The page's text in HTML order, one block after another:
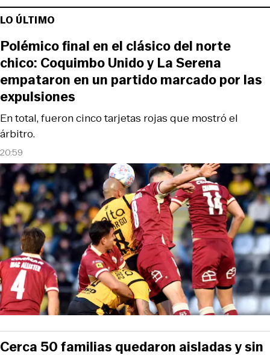
LO ÚLTIMO
20:59
En total, fueron cinco tarjetas rojas que mostró el
árbitro.
Polémico final en el clásico del norte
chico: Coquimbo Unido y La Serena
empataron en un partido marcado por las
expulsiones
Cerca 50 familias quedaron aisladas y sin